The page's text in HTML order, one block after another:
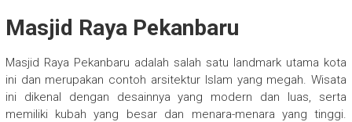
Masjid Raya Pekanbaru
Masjid Raya Pekanbaru adalah salah satu landmark utama kota
ini dan merupakan contoh arsitektur Islam yang megah. Wisata
ini dikenal dengan desainnya yang modern dan luas, serta
memiliki kubah yang besar dan menara-menara yang tinggi.